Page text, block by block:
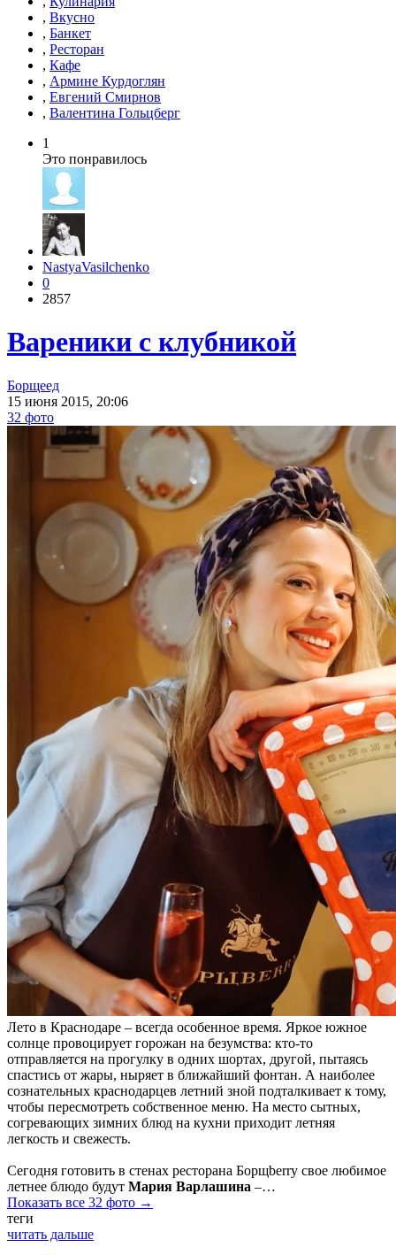
, Вкусно
, Банкет
, Ресторан
, Кафе
, Армине Курдоглян
, Евгений Смирнов
, Валентина Гольцберг
1
Это понравилось
NastyaVasilchenko
0
2857
Вареники с клубникой
Борщеед
15 июня 2015, 20:06
32 фото
Лето в Краснодаре – всегда особенное время. Яркое южное
солнце провоцирует горожан на безумства: кто-то
отправляется на прогулку в одних шортах, другой, пытаясь
спастись от жары, ныряет в ближайший фонтан. А наиболее
сознательных краснодарцев летний зной подталкивает к тому,
чтобы пересмотреть собственное меню. На место сытных,
согревающих зимних блюд на кухни приходит летняя
легкость и свежесть.
Сегодня готовить в стенах ресторана Борщberry свое любимое
летнее блюдо будут Мария Варлашина –…
Показать все 32 фото →
теги
читать дальше